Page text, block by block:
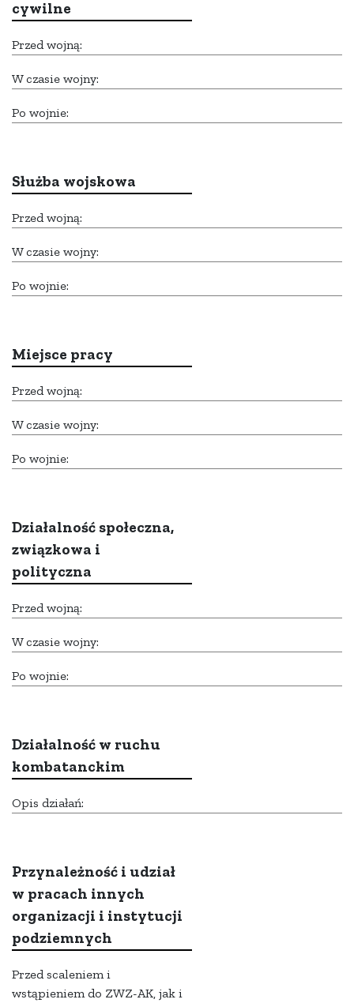
cywilne
Przed wojną:
W czasie wojny:
Po wojnie:
Służba wojskowa
Przed wojną:
W czasie wojny:
Po wojnie:
Miejsce pracy
Przed wojną:
W czasie wojny:
Po wojnie:
Działalność społeczna,
związkowa i
polityczna
Przed wojną:
W czasie wojny:
Po wojnie:
Działalność w ruchu
kombatanckim
Opis działań:
Przynależność i udział
w pracach innych
organizacji i instytucji
podziemnych
Przed scaleniem i
wstąpieniem do ZWZ-AK, jak i